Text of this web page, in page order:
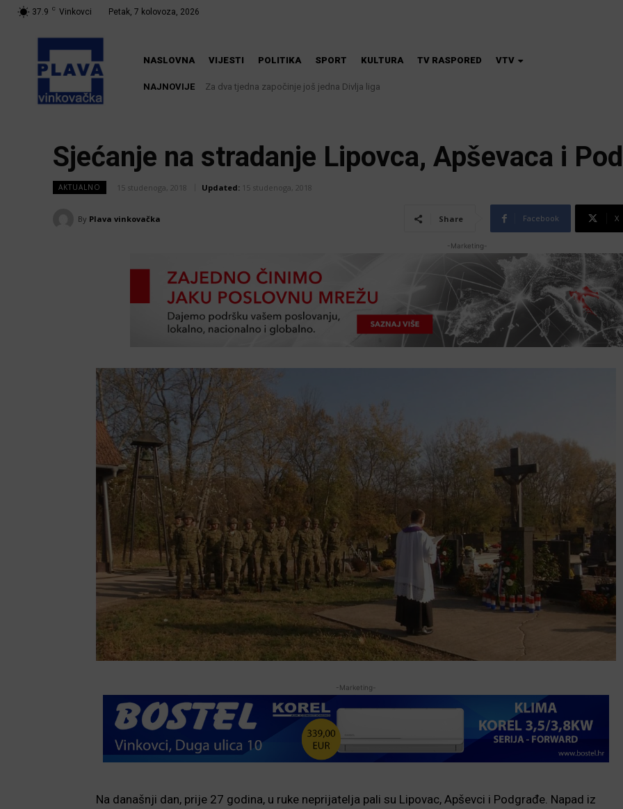
37.9 C Vinkovci Petak, 7 kolovoza, 2026
NASLOVNA VIJESTI POLITIKA SPORT KULTURA TV RASPORED VTV
NAJNOVIJE Za dva tjedna započinje još jedna Divlja liga
U Županji održana Ljetna škola magije
Sjećanje na stradanje Lipovca, Apševaca i
AKTUALNO 15 studenoga, 2018 Updated: 15 studenoga, 2018
By Plava vinkovačka Share Facebook X
-Marketing-
-Marketing-
Na današnji dan, prije 27 godina, u ruke neprijatelja pali su Lipovac, Apševci i Podgrađe. Napad iz